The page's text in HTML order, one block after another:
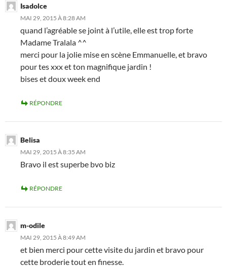
Isadolce
MAI 29, 2015 À 8:28 AM
quand l’agréable se joint à l’utile, elle est trop forte
Madame Tralala ^^
merci pour la jolie mise en scène Emmanuelle, et bravo
pour tes xxx et ton magnifique jardin !
bises et doux week end
RÉPONDRE
Belisa
MAI 29, 2015 À 8:35 AM
Bravo il est superbe bvo biz
RÉPONDRE
m-odile
MAI 29, 2015 À 8:49 AM
et bien merci pour cette visite du jardin et bravo pour
cette broderie tout en finesse.